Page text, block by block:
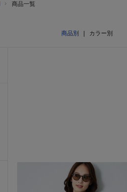
商品一覧
商品別 カラー別